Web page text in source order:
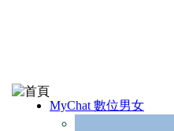
MyChat 數位男女